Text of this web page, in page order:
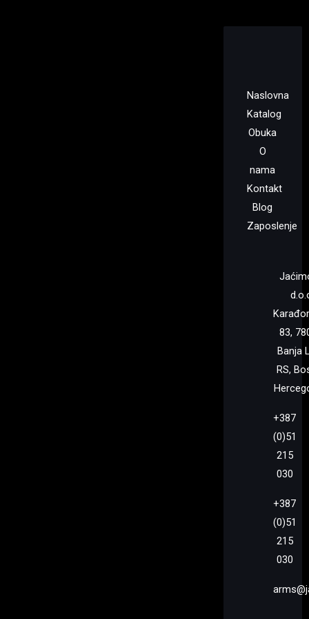
Naslovna
Katalog
Obuka
O
nama
Kontakt
Blog
Zaposlenje
83,
Banja
RS,
+387
(0)51
215
030
+387
(0)51
215
030